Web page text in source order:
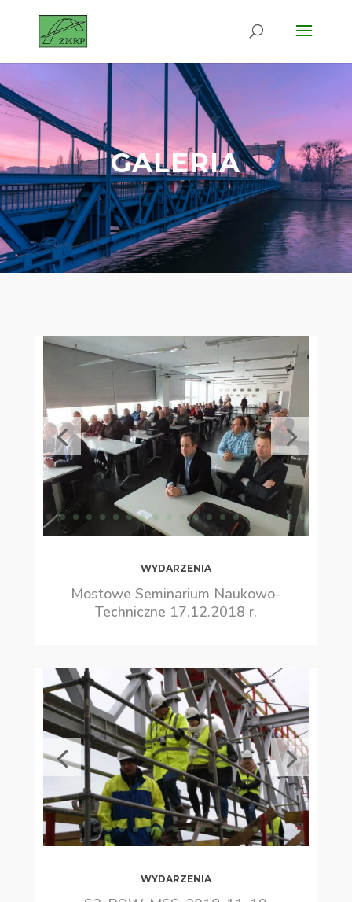
GALERIA
WYDARZENIA
Mostowe Seminarium Naukowo-
Techniczne 17.12.2018 r.
WYDARZENIA